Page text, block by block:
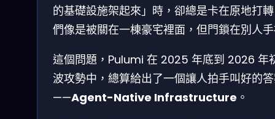
的基礎設施架起來」時，卻總是卡在原地打
們像是被關在一棟豪宅裡面，但門鎖在別人
這個問題，Pulumi 在 2025 年底到 2026 年
波攻勢中，總算給出了一個讓人拍手叫好的
——Agent-Native Infrastructure 。